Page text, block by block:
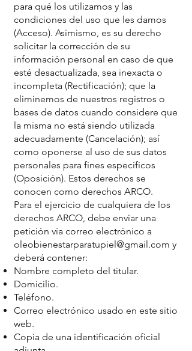
para qué los utilizamos y las
condiciones del uso que les damos
(Acceso). Asimismo, es su derecho
solicitar la corrección de su
información personal en caso de que
esté desactualizada, sea inexacta o
incompleta (Rectificación); que la
eliminemos de nuestros registros o
bases de datos cuando considere que
la misma no está siendo utilizada
adecuadamente (Cancelación); así
como oponerse al uso de sus datos
personales para fines específicos
(Oposición). Estos derechos se
conocen como derechos ARCO.
Para el ejercicio de cualquiera de los
derechos ARCO, debe enviar una
petición vía correo electrónico a
oleobienestarparatupiel@gmail.com y
deberá contener:
Nombre completo del titular.
Domicilio.
Teléfono.
Correo electrónico usado en este sitio
web.
Copia de una identificación oficial